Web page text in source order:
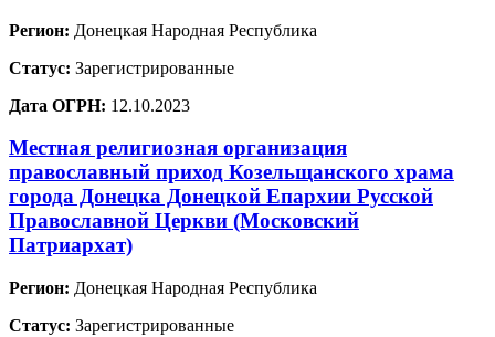
Регион: Донецкая Народная Республика
Статус: Зарегистрированные
Дата ОГРН: 12.10.2023
Местная религиозная организация
православный приход Козельщанского храма
города Донецка Донецкой Епархии Русской
Православной Церкви (Московский
Патриархат)
Регион: Донецкая Народная Республика
Статус: Зарегистрированные